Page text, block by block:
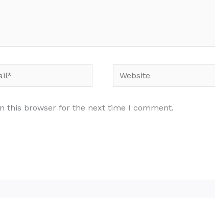
Website
this browser for the next time I comment.